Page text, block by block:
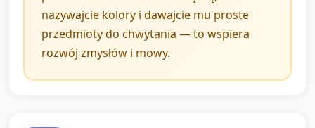
Opcjonalnie: rozdanie rodzicom krótkiej informacji
przy odbiorze (zob. pole parentNote).
nazywajcie kolory i dawajcie mu proste
przedmioty do chwytania — to wspiera
rozwój zmysłów i mowy.